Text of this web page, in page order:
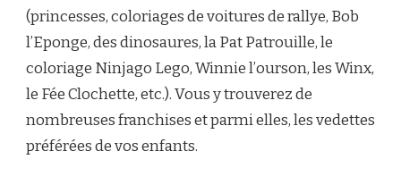
(princesses, coloriages de voitures de rallye, Bob
l’Eponge, des dinosaures, la Pat Patrouille, le
coloriage Ninjago Lego, Winnie l’ourson, les Winx,
le Fée Clochette, etc.). Vous y trouverez de
nombreuses franchises et parmi elles, les vedettes
préférées de vos enfants.